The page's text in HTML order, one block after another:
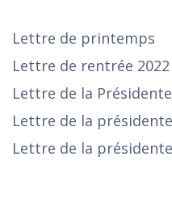
Lettre de printemps
Lettre de rentrée 2022
Lettre de la
Lettre de la
Lettre de la